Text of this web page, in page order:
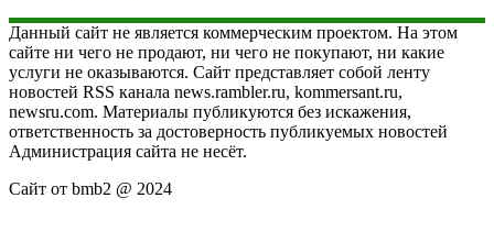
Данный сайт не является коммерческим проектом. На этом
сайте ни чего не продают, ни чего не покупают, ни какие
услуги не оказываются. Сайт представляет собой ленту
новостей RSS канала news.rambler.ru, kommersant.ru,
newsru.com. Материалы публикуются без искажения,
ответственность за достоверность публикуемых новостей
Администрация сайта не несёт.
Сайт от bmb2 @ 2024